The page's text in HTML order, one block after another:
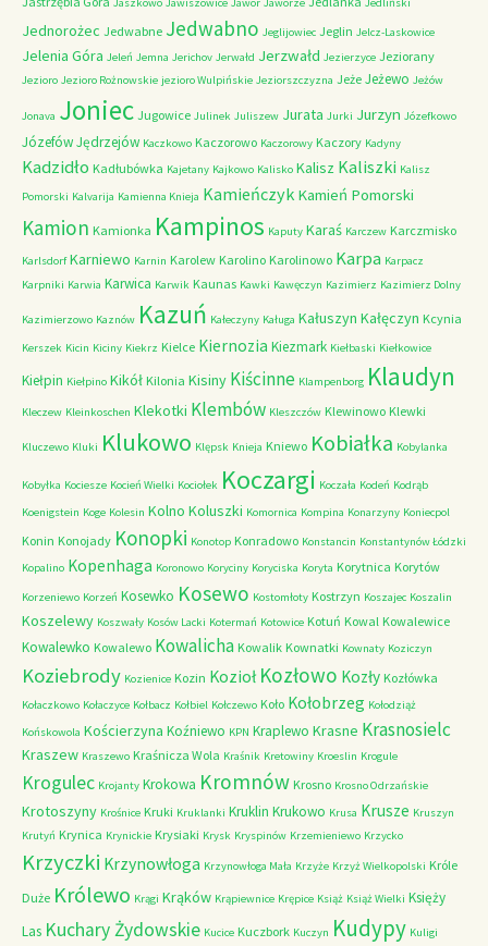
Jednorożec Jedwabne Jedwabno Jeglijowiec Jeglin Jelcz-Laskowice
Jelenia Góra Jeleń Jemna Jerichov Jerwałd Jerzwałd Jezierzyce Jeziorany
Jezioro Jezioro Rożnowskie jezioro Wulpińskie Jeziorszczyzna Jeże Jeżewo Jeżów
Jonava Joniec Jugowice Julinek Juliszew Jurata Jurki Jurzyn Józefkowo
JózefówJędrzejów Kaczkowo Kaczorowo Kaczorowy Kaczory Kadyny
Kadzidło Kadłubówka Kajetany Kajkowo Kalisko Kalisz Kaliszki Kalisz
Pomorski Kalvarija Kamienna Knieja Kamieńczyk Kamień Pomorski
Kamion Kamionka Kampinos Kaputy Karaś Karczew Karczmisko
Karlsdorf Karniewo Karnin Karolew Karolino Karolinowo Karpa Karpacz
Karpniki Karwia Karwica Karwik Kaunas Kawki Kawęczyn Kazimierz Kazimierz Dolny
Kazimierzowo Kaznów Kazuń Kałeczyny Kaługa Kałuszyn Kałęczyn Kcynia
Kerszek Kicin Kiciny Kiekrz Kielce Kiernozia Kiezmark Kiełbaski Kiełkowice
Kiełpin Kiełpino Kikół Kilonia Kisiny Kiścinne Klampenborg Klaudyn
Kleczew Kleinkoschen Klekotki Klembów Kleszczów Klewinowo Klewki
Kluczewo Kluki Klukowo Klępsk Knieja Kniewo Kobiałka Kobylanka
Kobyłka Kociesze Kocień Wielki Kociołek Koczargi Koczała Kodeń Kodrąb
Koenigstein Koge Kolesin Kolno Koluszki Komornica Kompina Konarzyny Koniecpol
Konin Konojady Konopki Konotop Konradowo Konstancin Konstantynów Łódzki
Kopalino Kopenhaga Koronowo Koryciny Koryciska Koryta Korytnica Korytów
Korzeniewo Korzeń Kosewko Kosewo Kostomłoty Kostrzyn Koszajec Koszalin
Koszelewy Koszwały Kosów Lacki Kotermań Kotowice Kotuń Kowal Kowalewice
Kowalewko Kowalewo Kowalicha Kowalik Kownatki Kownaty Koziczyn
Koziebrody Kozienice Kozin Kozioł Kozłowo Kozły Kozłówka
Kołaczkowo Kołaczyce Kołbacz Kołbiel Kołczewo Koło Kołobrzeg Kołodziąż
Końskowola Kościerzyna Koźniewo KPN Kraplewo Krasne Krasnosielc
Kraszew Kraszewo Kraśnicza Wola Kraśnik Kretowiny Kroeslin Krogule
Krogulec Krojanty Krokowa Kromnów Krosno Krosno Odrzańskie
Krotoszyny Krośnice Kruki Kruklanki Kruklin Krukowo Krusa Krusze Kruszyn
Krutyń Krynica Krynickie Krysiaki Krysk Kryspinów Krzemieniewo Krzycko
Krzyczki Krzynowłoga Krzynowłoga Mała Krzyże Krzyż Wielkopolski Króle
Duże Królewo Krągi Krąków Krąpiewnice Krępice Książ Książ Wielki Księży
Las Kuchary Żydowskie Kucice Kuczbork Kuczyn Kudypy Kuligi